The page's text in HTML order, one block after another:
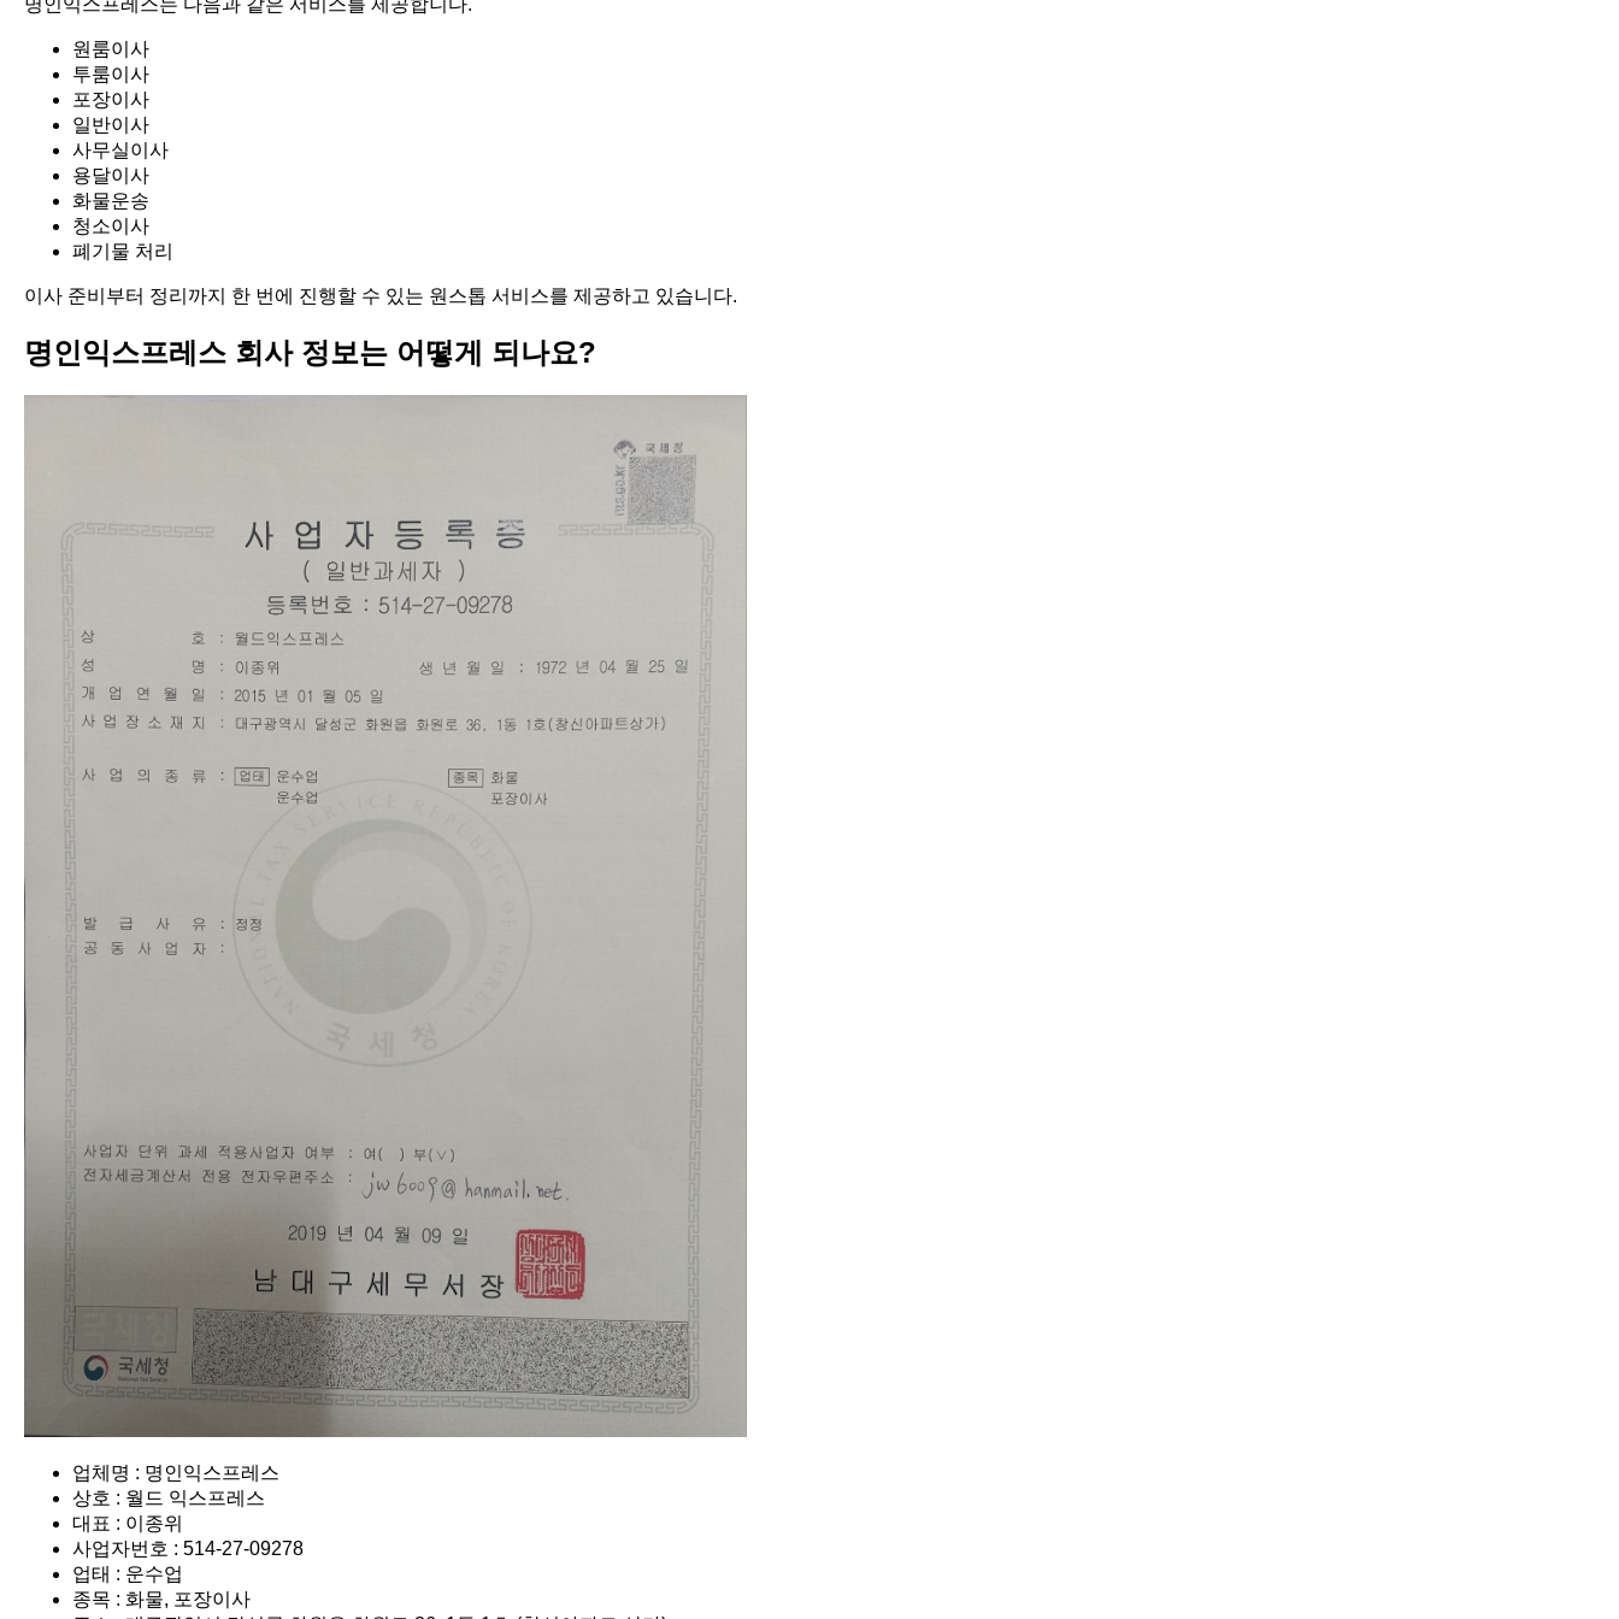
원룸이사
투룸이사
포장이사
일반이사
사무실이사
용달이사
화물운송
청소이사
폐기물 처리
이사 준비부터 정리까지 한 번에 진행할 수 있는 원스톱 서비스를 제공하고 있습니다.
명인익스프레스 회사 정보는 어떻게 되나요?
업체명 : 명인익스프레스
상호 : 월드 익스프레스
대표 : 이종위
사업자번호 : 514-27-09278
업태 : 운수업
종목 : 화물, 포장이사